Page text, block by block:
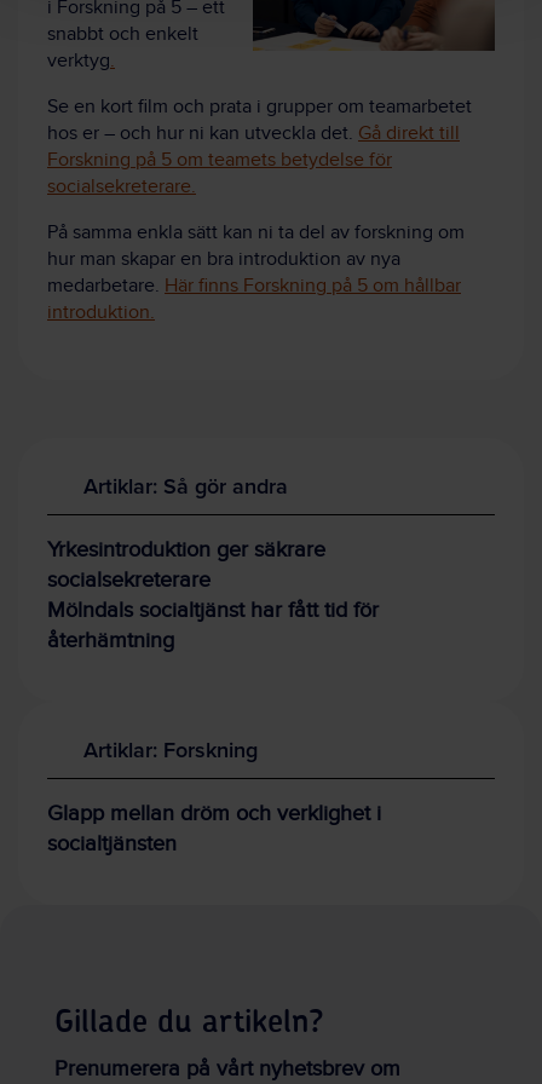
i Forskning på 5 – ett
snabbt och enkelt
verktyg.
Se en kort film och prata i grupper om teamarbetet
hos er – och hur ni kan utveckla det. Gå direkt till
Forskning på 5 om teamets betydelse för
socialsekreterare.
På samma enkla sätt kan ni ta del av forskning om
hur man skapar en bra introduktion av nya
medarbetare. Här finns Forskning på 5 om hållbar
introduktion.
Artiklar: Så gör andra
Yrkesintroduktion ger säkrare
socialsekreterare
Mölndals socialtjänst har fått tid för
återhämtning
Artiklar: Forskning
Glapp mellan dröm och verklighet i
socialtjänsten
Gillade du artikeln?
Prenumerera på vårt nyhetsbrev om